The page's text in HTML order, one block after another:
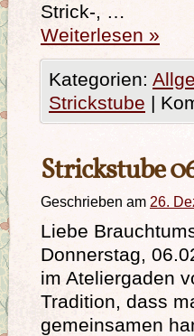
Strick-, …
Weiterlesen »
Kategorien:
Strickstube |
Strickstube
Geschrieben am 26.
Liebe
Donnerstag,
im Ateliergaden
Tradition, dass
gemeinsamen